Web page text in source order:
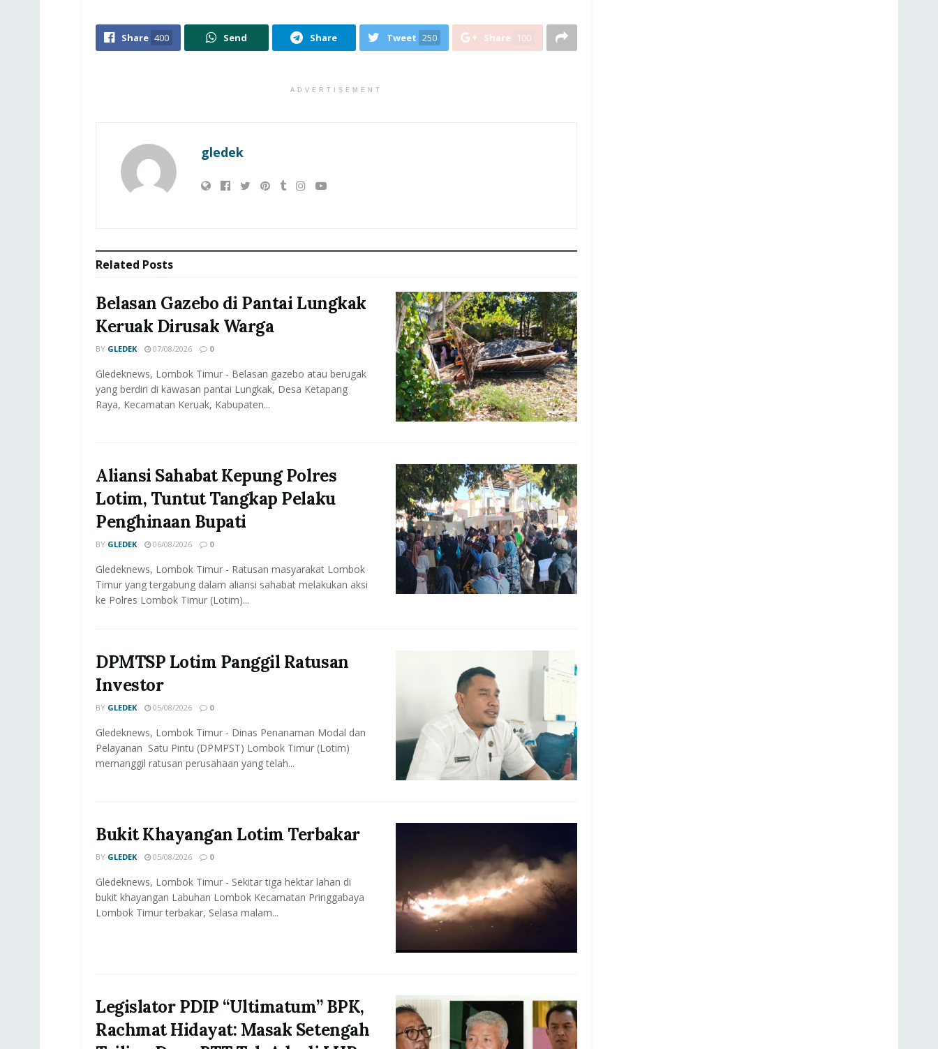
Share 400 Send Share Tweet 250 Share 100
ADVERTISEMENT
gledek
Related Posts
Belasan Gazebo di Pantai Lungkak
Keruak Dirusak Warga
BY GLEDEK 07/08/2026 0
Gledeknews, Lombok Timur - Belasan gazebo atau berugak
yang berdiri di kawasan pantai Lungkak, Desa Ketapang
Raya, Kecamatan Keruak, Kabupaten...
Aliansi Sahabat Kepung Polres
Lotim, Tuntut Tangkap Pelaku
Penghinaan Bupati
BY GLEDEK 06/08/2026 0
Gledeknews, Lombok Timur - Ratusan masyarakat Lombok
Timur yang tergabung dalam aliansi sahabat melakukan aksi
ke Polres Lombok Timur (Lotim)...
DPMTSP Lotim Panggil Ratusan
Investor
BY GLEDEK 05/08/2026 0
Gledeknews, Lombok Timur - Dinas Penanaman Modal dan
Pelayanan Satu Pintu (DPMPST) Lombok Timur (Lotim)
memanggil ratusan perusahaan yang telah...
Bukit Khayangan Lotim Terbakar
BY GLEDEK 05/08/2026 0
Gledeknews, Lombok Timur - Sekitar tiga hektar lahan di
bukit khayangan Labuhan Lombok Kecamatan Pringgabaya
Lombok Timur terbakar, Selasa malam...
Legislator PDIP “Ultimatum” BPK,
Rachmat Hidayat: Masak Setengah